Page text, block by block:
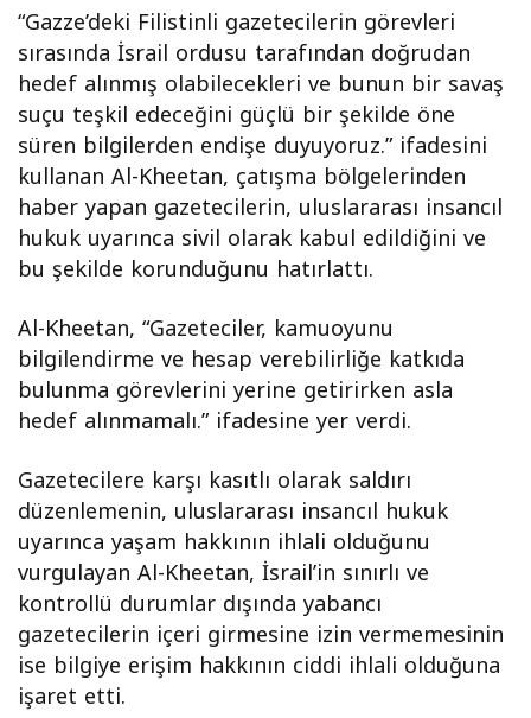
“Gazze’deki Filistinli gazetecilerin görevleri
sırasında İsrail ordusu tarafından doğrudan
hedef alınmış olabilecekleri ve bunun bir savaş
suçu teşkil edeceğini güçlü bir şekilde öne
süren bilgilerden endişe duyuyoruz.” ifadesini
kullanan Al-Kheetan, çatışma bölgelerinden
haber yapan gazetecilerin, uluslararası insancıl
hukuk uyarınca sivil olarak kabul edildiğini ve
bu şekilde korunduğunu hatırlattı.
Al-Kheetan, “Gazeteciler, kamuoyunu
bilgilendirme ve hesap verebilirliğe katkıda
bulunma görevlerini yerine getirirken asla
hedef alınmamalı.” ifadesine yer verdi.
Gazetecilere karşı kasıtlı olarak saldırı
düzenlemenin, uluslararası insancıl hukuk
uyarınca yaşam hakkının ihlali olduğunu
vurgulayan Al-Kheetan, İsrail’in sınırlı ve
kontrollü durumlar dışında yabancı
gazetecilerin içeri girmesine izin vermemesinin
ise bilgiye erişim hakkının ciddi ihlali olduğuna
işaret etti.